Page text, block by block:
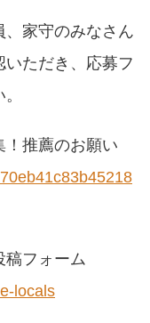
、家守のみなさん
ただき、応募フ
推薦のお願い
フォーム
locals